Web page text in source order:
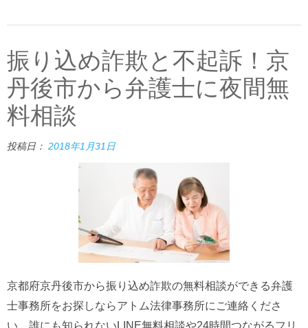
振り込め詐欺と不起訴！京
丹後市から弁護士に夜間無
料相談
投稿日： 2018年1月31日
京都府京丹後市から振り込め詐欺の無料相談ができる弁護
士事務所をお探しならアトム法律事務所にご連絡くださ
い。誰にも知られないLINE無料相談や24時間つながるフリ